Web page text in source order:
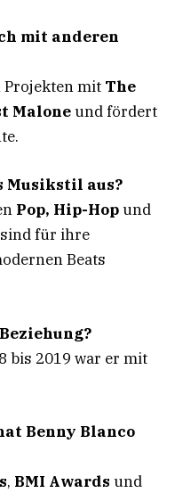
mit anderen
Projekten mit The
Maloneund fördert
Musikstil aus?
Pop, Hip-Hopund
für ihre
Beats
bis 2019 war er mit
Benny Blanco
, BMI Awards und